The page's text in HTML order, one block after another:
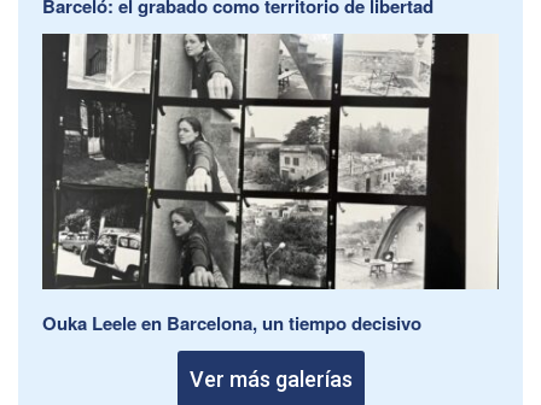
Barceló: el grabado como territorio de libertad
Ouka Leele en Barcelona, un tiempo decisivo
Ver más galerías